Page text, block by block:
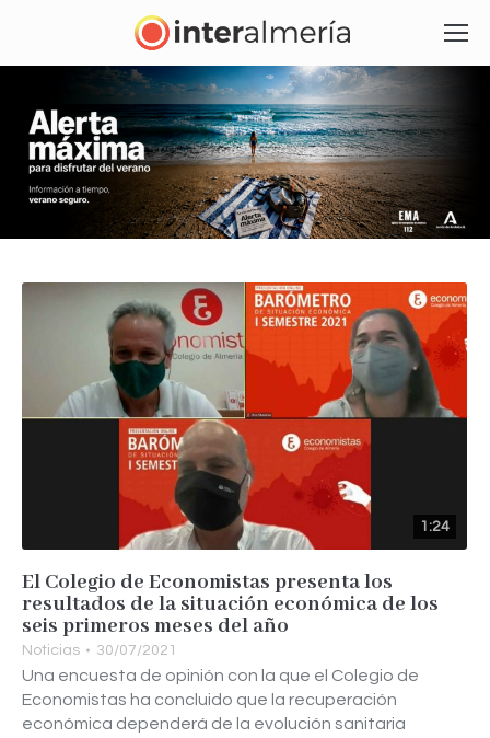
1:24
El Colegio de Economistas presenta los
resultados de la situación económica de los
seis primeros meses del año
Noticias 30/07/2021
Una encuesta de opinión con la que el Colegio de
Economistas ha concluido que la recuperación
económica dependerá de la evolución sanitaria